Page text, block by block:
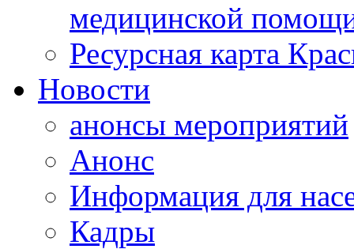
медицинской
Ресурсная карта
Новости
анонсы мероприятий
Анонс
Информация для
Кадры